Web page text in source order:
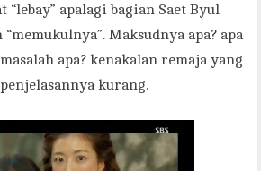
“lebay” apalagi bagian Saet Byul
Maksudnya apa? apa
apa? kenakalan remaja yang
kurang.